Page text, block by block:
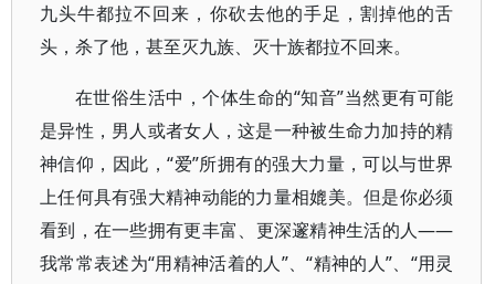
九头牛都拉不回来，你砍去他的手足，割掉他的舌
头，杀了他，甚至灭九族、灭十族都拉不回来。
在世俗生活中，个体生命的“知音”当然更有可能
是异性，男人或者女人，这是一种被生命力加持的精
神信仰，因此，“爱”所拥有的强大力量，可以与世界
上任何具有强大精神动能的力量相媲美。但是你必须
看到，在一些拥有更丰富、更深邃精神生活的人——
我常常表述为“用精神活着的人”、“精神的人”、“用灵